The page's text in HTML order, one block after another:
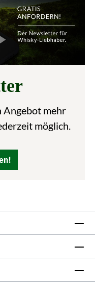
Angebot mehr
möglich.